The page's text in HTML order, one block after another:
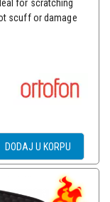
for scratching
scuff or damage
DODAJ U KORPU